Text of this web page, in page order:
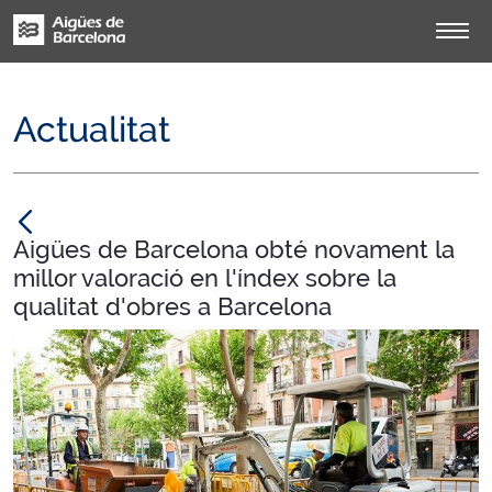
Actualitat
Aigües de Barcelona obté novament la
millor valoració en l'índex sobre la
qualitat d'obres a Barcelona